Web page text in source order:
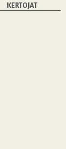
KERTOJAT